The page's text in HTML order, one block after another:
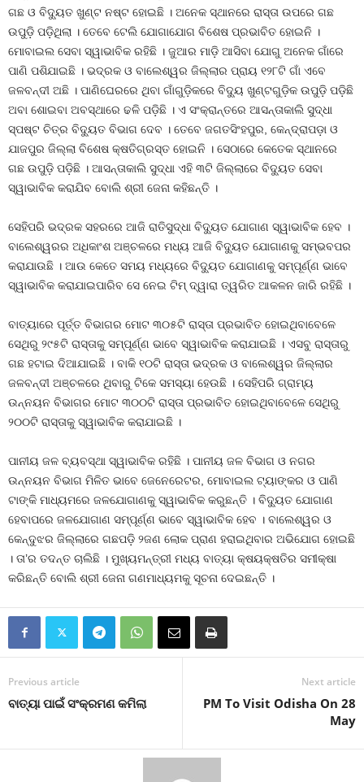
ଗଛ ଓ ବିଦ୍ୟୁତ ଖୁଣ୍ଟ ନଷ୍ଟ ହୋଇଛି । ଅନେକ ସ୍ଥାନରେ ରାସ୍ତା ଉପରେ ଗଛ
ଉପୁଡ଼ି ପଡ଼ିଥିଲା । ତେବେ ଟେଲି ଯୋଗାଯୋଗ ବିଶେଷ ପ୍ରଭାବିତ ହୋଇନି ।
ମୋବାଇଲ ସେବା ସ୍ୱାଭାବିକ ରହିଛି । ଜୁଆର ମାଡ଼ି ଆସିବା ଯୋଗୁ ଅନେକ ଗାଁରେ
ପାଣି ପଶିଯାଇଛି । ଭଦ୍ରକ ଓ ବାଲେଶ୍ୱର ଜିଲ୍ଲାର ପ୍ରାୟ ୧୨୮ଟି ଗାଁ ଏବେ
ଜଳବନ୍ଦୀ ଅଛି । ପାଣିଘେରରେ ଥିବା ଗାଁଗୁଡ଼ିକରେ ବିଦ୍ୟୁ ଖୁଣ୍ଟଗୁଡ଼ିକ ଉପୁଡ଼ି ପଡ଼ିଛି
ଅବା ଶୋଇବା ଅବସ୍ଥାରେ ଢଳି ପଡ଼ିଛି । ଏ ସଂକ୍ରାନ୍ତରେ ଆସନ୍ତାକାଲି ସୁଦ୍ଧା
ସ୍ପଷ୍ଟ ଚିତ୍ର ବିଦ୍ୟୁତ ବିଭାଗ ଦେବ । ତେବେ ଜଗତସିଂହପୁର, କେନ୍ଦ୍ରାପଡ଼ା ଓ
ଯାଜପୁର ଜିଲ୍ଲା ବିଶେଷ କ୍ଷତିଗ୍ରସ୍ତ ହୋଇନି । ସେଠାରେ କେତେକ ସ୍ଥାନରେ
ଗଛ ଉପୁଡ଼ି ପଡ଼ିଛି । ଆସନ୍ତାକାଲି ସୁଦ୍ଧା ଏହି ୩ଟି ଜିଲ୍ଲାରେ ବିଦ୍ୟୁତ ସେବା
ସ୍ୱାଭାବିକ କରାଯିବ ବୋଲି ଶ୍ରୀ ଜେନା କହିଛନ୍ତି ।
ସେହିପରି ଭଦ୍ରକ ସହରରେ ଆଜି ରାତିସୁଦ୍ଧା ବିଦ୍ୟୁତ ଯୋଗାଣ ସ୍ୱାଭାବିକ ହେବ ।
ବାଲେଶ୍ୱରର ଅଧିକାଂଶ ଅଞ୍ଚଳରେ ମଧ୍ୟ ଆଜି ବିଦ୍ୟୁତ ଯୋଗାଣକୁ ସମ୍ଭବପର
କରାଯାଉଛି । ଆଉ କେତେ ସମୟ ମଧ୍ୟରେ ବିଦ୍ୟୁତ ଯୋଗାଣକୁ ସମ୍ପୂର୍ଣ୍ଣ ଭାବେ
ସ୍ୱାଭାବିକ କରାଯାଇପାରିବ ସେ ନେଇ ଟିମ୍ ଦ୍ୱାରା ତ୍ୱରିତ ଆକଳନ ଜାରି ରହିଛି ।
ବାତ୍ୟାରେ ପୂର୍ତ୍ତ ବିଭାଗର ମୋଟ ୩୦୫ଟି ରାସ୍ତା ପ୍ରଭାବିତ ହୋଇଥିବାବେଳେ
ସେଥିରୁ ୨୯୫ଟି ରାସ୍ତାକୁ ସମ୍ପୂର୍ଣ୍ଣ ଭାବେ ସ୍ୱାଭାବିକ କରାଯାଇଛି । ଏସବୁ ରାସ୍ତାରୁ
ଗଛ ହଟାଇ ଦିଆଯାଇଛି । ବାକି ୧୦ଟି ରାସ୍ତା ଭଦ୍ରକ ଓ ବାଲେଶ୍ୱର ଜିଲ୍ଲାର
ଜଳବନ୍ଦୀ ଅଞ୍ଚଳରେ ଥିବାରୁ ଟିକେ ସମସ୍ୟା ହେଉଛି । ସେହିପରି ଗ୍ରାମ୍ୟ
ଉନ୍ନୟନ ବିଭାଗର ମୋଟ ୩୦୦ଟି ରାସ୍ତା ପ୍ରଭାବିତ ହୋଇଥିବାବେଳେ ସେଥିରୁ
୨୦୦ଟି ରାସ୍ତାକୁ ସ୍ୱାଭାବିକ କରାଯାଇଛି ।
ପାନୀୟ ଜଳ ବ୍ୟବସ୍ଥା ସ୍ୱାଭାବିକ ରହିଛି । ପାନୀୟ ଜଳ ବିଭାଗ ଓ ନଗର
ଉନ୍ନୟନ ବିଭାଗ ମିଳିତ ଭାବେ ଜେନେରେଟର, ମୋବାଇଲ ଟ୍ୟାଙ୍କର ଓ ପାଣି
ଟାଙ୍କି ମାଧ୍ୟମରେ ଜଳଯୋଗାଣକୁ ସ୍ୱାଭାବିକ କରୁଛନ୍ତି । ବିଦ୍ୟୁତ ଯୋଗାଣ
ହେବାପରେ ଜଳଯୋଗାଣ ସମ୍ପୂର୍ଣ୍ଣ ଭାବେ ସ୍ୱାଭାବିକ ହେବ । ବାଲେଶ୍ୱର ଓ
କେନ୍ଦୁଝର ଜିଲ୍ଲାରେ ଗଛପଡ଼ି ୨ଜଣ ଲୋକ ପ୍ରାଣ ହରାଇଥିବାର ଅଭିଯୋଗ ହୋଇଛି
। ତା’ର ତଦନ୍ତ ଚାଲିଛି । ମୁଖ୍ୟମନ୍ତ୍ରୀ ମଧ୍ୟ ବାତ୍ୟା କ୍ଷୟକ୍ଷତିର ସମୀକ୍ଷା
କରିଛନ୍ତି ବୋଲି ଶ୍ରୀ ଜେନା ଗଣମାଧ୍ୟମକୁ ସୂଚନା ଦେଇଛନ୍ତି ।
Previous article
ବାତ୍ୟା ପାଇଁ ସଂକ୍ରମଣ କମିଲା
Next article
PM To Visit Odisha On 28
May